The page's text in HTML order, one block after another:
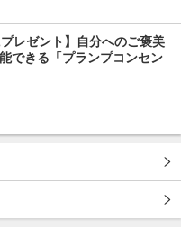
プレゼント】自分へのご褒美
できる「プランプコンセン